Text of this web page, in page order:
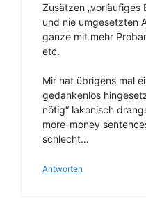
Zusätzen „vorläufiges
und nie umgesetzten
ganze mit mehr
etc.
Mir hat übrigens mal
gedankenlos
nötig“ lakonisch
more-money
schlecht…
Antworten